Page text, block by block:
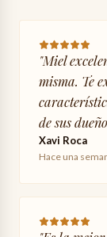
"Miel
misma. Te
de sus
Xavi Roca
Hace una